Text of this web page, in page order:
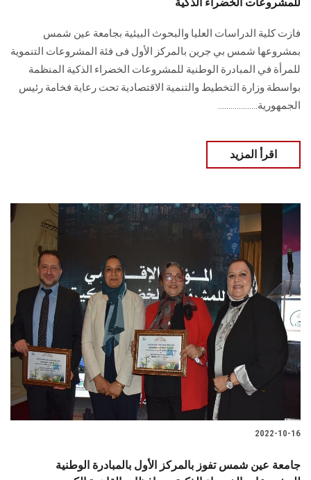
فازت كلية الدراسات العليا والبحوث البيئية بجامعة عين شمس
بمشروعها شمس بي جرين بالمركز الأول فى فئة المشروعات التنموية
للمرأة في المبادرة الوطنية للمشروعات الخضراء الذكية المنظمة
بواسطة وزارة التخطيط والتنمية الاقتصادية تحت رعاية فخامة رئيس
الجمهورية...................
اقرأ المزيد
2022-10-16
جامعة عين شمس تفوز بالمركز الأول بالمبادرة الوطنية